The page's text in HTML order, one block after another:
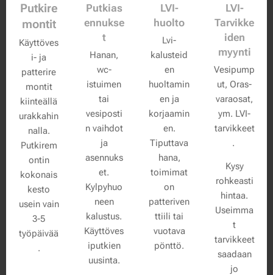
Putkire
montit
Käyttöves
i- ja
patterire
montit
kiinteällä
urakkahin
nalla.
Putkirem
ontin
kokonais
kesto
usein vain
3-5
työpäivää
.
Putkias
ennukse
t
Hanan,
wc-
istuimen
tai
vesiposti
n vaihdot
ja
asennuks
et.
Kylpyhuo
neen
kalustus.
Käyttöves
iputkien
uusinta.
LVI-
huolto
Lvi-
kalusteid
en
huoltamin
en ja
korjaamin
en.
Tiputtava
hana,
toimimat
on
patteriven
ttiili tai
vuotava
pönttö.
LVI-
Tarvikke
iden
myynti
Vesipump
ut, Oras-
varaosat,
ym. LVI-
tarvikkeet
.
Kysy
rohkeasti
hintaa.
Useimma
t
tarvikkeet
saadaan
jo